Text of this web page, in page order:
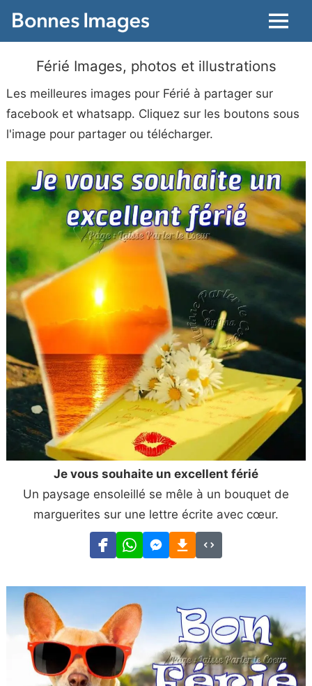
Menu
Férié Images, photos et illustrations
Les meilleures images pour Férié à partager sur
facebook et whatsapp. Cliquez sur les boutons sous
l'image pour partager ou télécharger.
Je vous souhaite un excellent férié
Un paysage ensoleillé se mêle à un bouquet de
marguerites sur une lettre écrite avec cœur.